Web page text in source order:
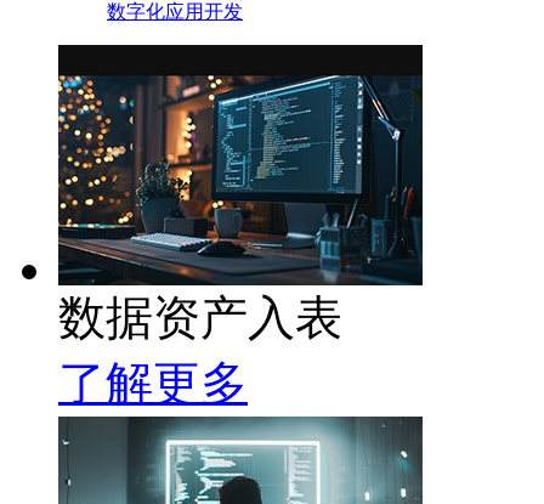
数字化应用开发
数据资产入表
了解更多